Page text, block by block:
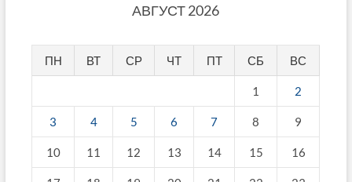
АВГУСТ 2026
ПН ВТ СР ЧТ ПТ СБ ВС
1 2
3 4 5 6 7 8 9
10 11 12 13 14 15 16